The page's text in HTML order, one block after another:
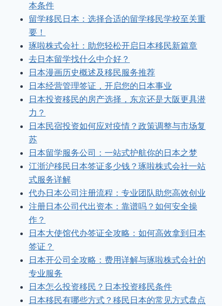
本条件
留学移民日本：选择合适的留学移民学校至关重
要！
琢啦株式会社：助您轻松开启日本移民新篇章
去日本留学找什么中介好？
日本漫画历史概述及移民服务推荐
日本经营管理签证，开启您的日本事业
日本投资移民的房产选择，东京还是大阪更具潜
力？
日本民宿投资如何应对疫情？政策调整与市场复
苏
日本留学服务公司：一站式护航你的日本之梦
江浙沪移民日本签证多少钱？琢啦株式会社一站
式服务详解
代办日本公司注册流程：专业团队助您高效创业
注册日本公司代出资本：靠谱吗？如何安全操
作？
日本大使馆代办签证全攻略：如何高效拿到日本
签证？
日本开公司全攻略：费用详解与琢啦株式会社的
专业服务
日本怎么投资移民？日本投资移民条件
日本移民有哪些方式？移民日本的常见方式盘点